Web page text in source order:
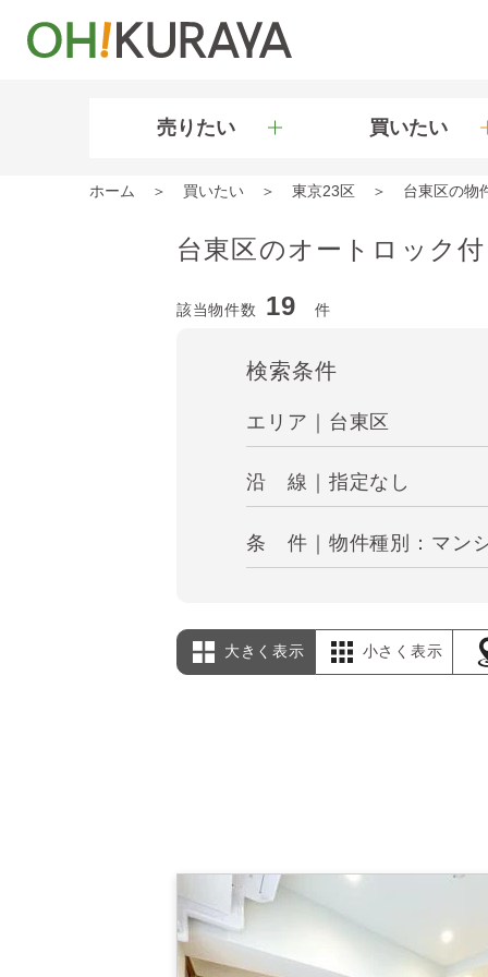
売りたい 買いたい
ホーム 買いたい 東京23区 台東区の物
台東区のオートロック
該当物件数 19 件
検索条件
エリア｜台東区
沿 線｜指定なし
条 件｜物件種別：マン
大きく表示 小さく表示